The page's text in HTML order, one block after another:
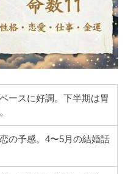
ースに好調。下半期は胃
の予感。4〜5月の結婚話